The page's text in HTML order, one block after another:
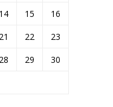
14 15
16
21 22
23
28 29
30